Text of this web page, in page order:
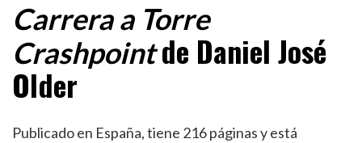
Carrera a Torre
Crashpoint de Daniel José
Older
Publicado en España, tiene 216 páginas y está